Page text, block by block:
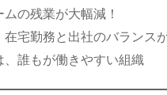
の残業が大幅減！
宅勤務と出社のバランス
誰もが働きやすい組織